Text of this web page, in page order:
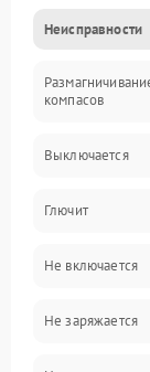
Проблемы с
Двигатели и
Неисправности
компасов
Выключается
Глючит
Не включается
Не заряжается